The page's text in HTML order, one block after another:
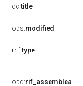
dc:title
ods:modified
rdf:type
ocd:rif_assemblea